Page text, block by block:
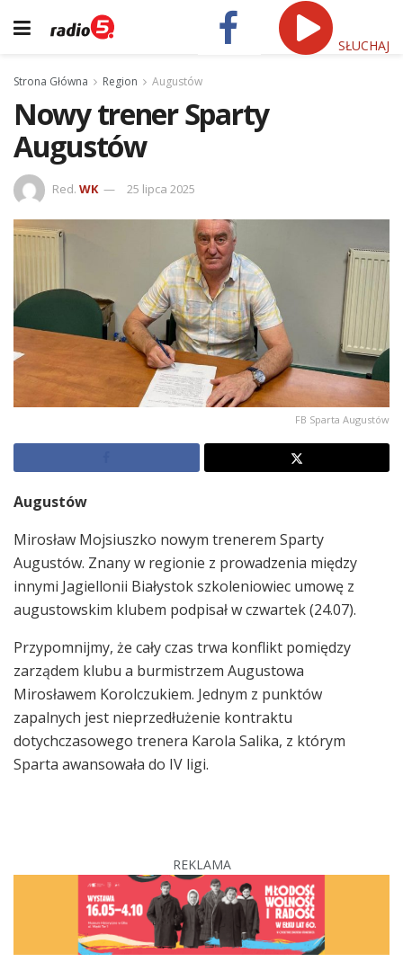
SŁUCHAJ
Strona Główna Region Augustów
Nowy trener Sparty
Augustów
Red. WK 25 lipca 2025
FB Sparta Augustów
Augustów
Mirosław Mojsiuszko nowym trenerem Sparty
Augustów. Znany w regionie z prowadzenia między
innymi Jagiellonii Białystok szkoleniowiec umowę z
augustowskim klubem podpisał w czwartek (24.07).
Przypomnijmy, że cały czas trwa konflikt pomiędzy
zarządem klubu a burmistrzem Augustowa
Mirosławem Korolczukiem. Jednym z punktów
zapalnych jest nieprzedłużenie kontraktu
dotychczasowego trenera Karola Salika, z którym
Sparta awansowała do IV ligi.
REKLAMA